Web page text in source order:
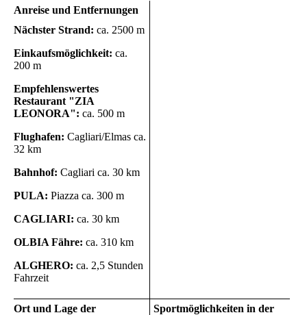
Anreise und Entfernungen
Nächster Strand: ca. 2500 m
Einkaufsmöglichkeit: ca.
200 m
Empfehlenswertes
Restaurant "ZIA
LEONORA": ca. 500 m
Flughafen: Cagliari/Elmas ca.
32 km
Bahnhof: Cagliari ca. 30 km
PULA: Piazza ca. 300 m
CAGLIARI: ca. 30 km
OLBIA Fähre: ca. 310 km
ALGHERO: ca. 2,5 Stunden
Fahrzeit
Ort und Lage der
Sportmöglichkeiten in der